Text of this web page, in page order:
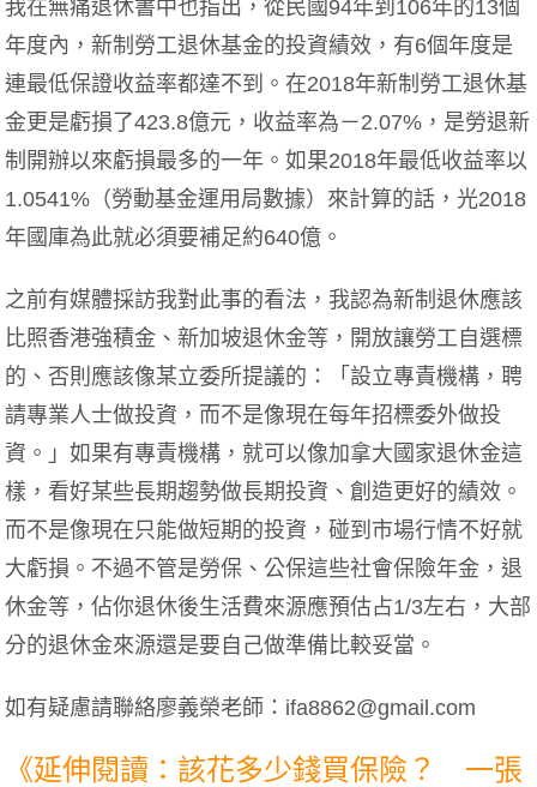
我在無痛退休書中也指出，從民國94年到106年的13個
年度內，新制勞工退休基金的投資績效，有6個年度是
連最低保證收益率都達不到。在2018年新制勞工退休基
金更是虧損了423.8億元，收益率為－2.07%，是勞退新
制開辦以來虧損最多的一年。如果2018年最低收益率以
1.0541%（勞動基金運用局數據）來計算的話，光2018
年國庫為此就必須要補足約640億。
之前有媒體採訪我對此事的看法，我認為新制退休應該
比照香港強積金、新加坡退休金等，開放讓勞工自選標
的、否則應該像某立委所提議的：「設立專責機構，聘
請專業人士做投資，而不是像現在每年招標委外做投
資。」如果有專責機構，就可以像加拿大國家退休金這
樣，看好某些長期趨勢做長期投資、創造更好的績效。
而不是像現在只能做短期的投資，碰到市場行情不好就
大虧損。不過不管是勞保、公保這些社會保險年金，退
休金等，佔你退休後生活費來源應預估占1/3左右，大部
分的退休金來源還是要自己做準備比較妥當。
如有疑慮請聯絡廖義榮老師： ifa8862@gmail.com
《延伸閱讀：該花多少錢買保險？ 一張